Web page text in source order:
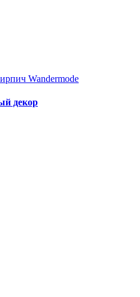
Wandermode
декор